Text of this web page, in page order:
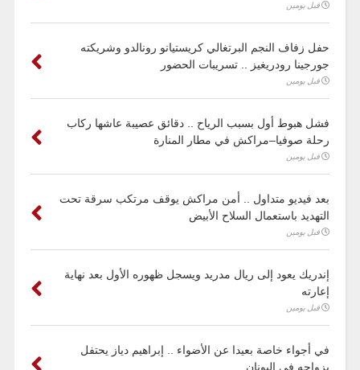
قبل يومين
حفل زفاف النجم البرتغالي كريستيانو رونالدو وشريكته
جورجينا رودريغيز .. تسريبات الحضور
قبل يومين
فشل هبوط أول بسبب الرياح .. دقائق عصيبة عاشها ركاب
رحلة صوفيا–مراكش في مطار المنارة
قبل يومين
بعد فيديو متداول .. أمن مراكش يوقف مرتكب سرقة تحت
التهديد باستعمال السلاح الأبيض
قبل يومين
إندريك يعود إلى ريال مدريد ويسجل ظهوره الأول بعد نهاية
إعارته
قبل يومين
في أجواء خاصة بعيدا عن الأضواء .. إبراهيم دياز يحتفل
بزواجه في اليونان